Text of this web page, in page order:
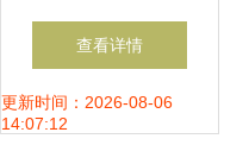
家直供三星I9250
手机电池EB-
查看详情
更新时间：2026-08-06
14:07:12